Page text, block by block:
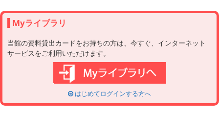
Myライブラリ
当館の資料貸出カードをお持ちの方は、今すぐ、インターネット
サービスをご利用いただけます。
はじめてログインする方へ